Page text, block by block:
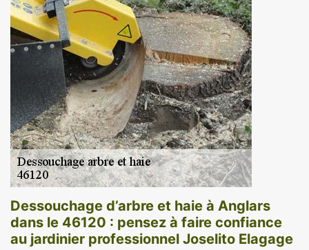
Dessouchage d’arbre et haie à Anglars
dans le 46120 : pensez à faire confiance
au jardinier professionnel Joselito Elagage